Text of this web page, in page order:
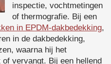
inspectie, vochtmetingen
of thermografie. Bij een
in EPDM-dakbedekking,
in de dakbedekking,
waarna hij het
vervangt. Bij een hellend